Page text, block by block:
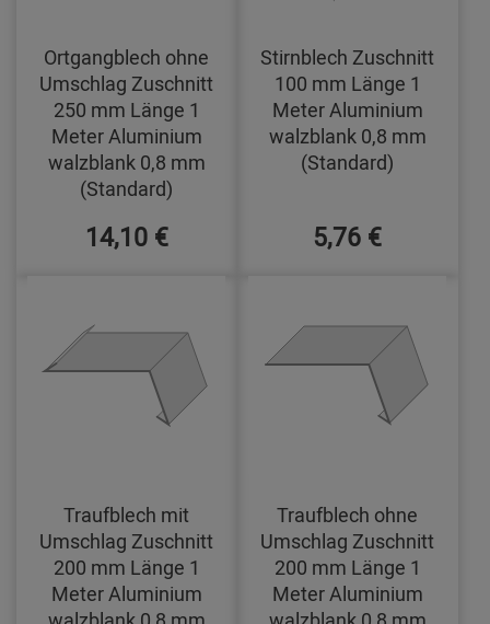
Ortgangblech ohne
Umschlag Zuschnitt
250 mm Länge 1
Meter Aluminium
walzblank 0,8 mm
(Standard)
14,10 €
Stirnblech Zuschnitt
100 mm Länge 1
Meter Aluminium
walzblank 0,8 mm
(Standard)
5,76 €
Traufblech mit
Umschlag Zuschnitt
200 mm Länge 1
Meter Aluminium
Traufblech ohne
Umschlag Zuschnitt
200 mm Länge 1
Meter Aluminium